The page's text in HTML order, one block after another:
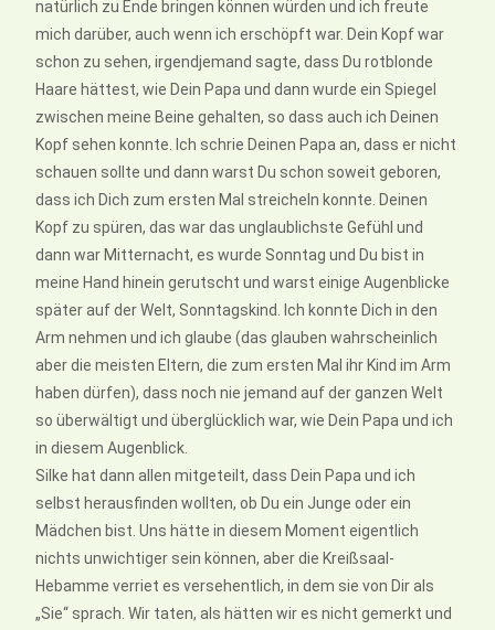
natürlich zu Ende bringen können würden und ich freute
mich darüber, auch wenn ich erschöpft war. Dein Kopf war
schon zu sehen, irgendjemand sagte, dass Du rotblonde
Haare hättest, wie Dein Papa und dann wurde ein Spiegel
zwischen meine Beine gehalten, so dass auch ich Deinen
Kopf sehen konnte. Ich schrie Deinen Papa an, dass er nicht
schauen sollte und dann warst Du schon soweit geboren,
dass ich Dich zum ersten Mal streicheln konnte. Deinen
Kopf zu spüren, das war das unglaublichste Gefühl und
dann war Mitternacht, es wurde Sonntag und Du bist in
meine Hand hinein gerutscht und warst einige Augenblicke
später auf der Welt, Sonntagskind. Ich konnte Dich in den
Arm nehmen und ich glaube (das glauben wahrscheinlich
aber die meisten Eltern, die zum ersten Mal ihr Kind im Arm
haben dürfen), dass noch nie jemand auf der ganzen Welt
so überwältigt und überglücklich war, wie Dein Papa und ich
in diesem Augenblick.
Silke hat dann allen mitgeteilt, dass Dein Papa und ich
selbst herausfinden wollten, ob Du ein Junge oder ein
Mädchen bist. Uns hätte in diesem Moment eigentlich
nichts unwichtiger sein können, aber die Kreißsaal-
Hebamme verriet es versehentlich, in dem sie von Dir als
„Sie“ sprach. Wir taten, als hätten wir es nicht gemerkt und